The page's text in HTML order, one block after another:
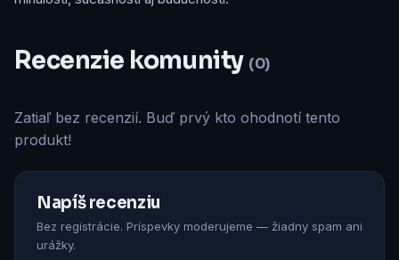
Recenzie komunity (0)
Zatiaľ bez recenzií. Buď prvý kto ohodnotí tento
produkt!
Napíš recenziu
Bez registrácie. Príspevky moderujeme — žiadny spam ani
urážky.